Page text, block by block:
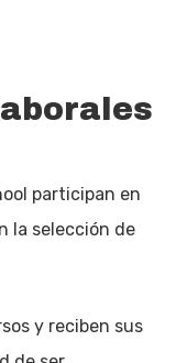
participan en
la selección de
y reciben sus